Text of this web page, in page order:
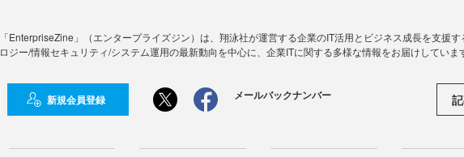
「EnterpriseZine」（エンタープライズジン）は、翔泳社が運営する企業のIT活用とビジネス成長を支援
ロジー/情報セキュリティ/システム運用の最新動向を中心に、企業ITに関する多様な情報をお届けしていま
新規会員登録 メールバックナンバー